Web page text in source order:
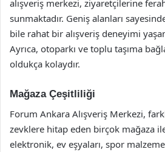
alışveriş merkezi, ziyaretçilerine
sunmaktadır. Geniş alanları
bile rahat bir alışveriş deneyimi
Ayrıca, otoparkı ve toplu taşıma
oldukça kolaydır.
Mağaza Çeşitliliği
Forum Ankara Alışveriş Merkezi,
zevklere hitap eden birçok mağaza
elektronik, ev eşyaları, spor